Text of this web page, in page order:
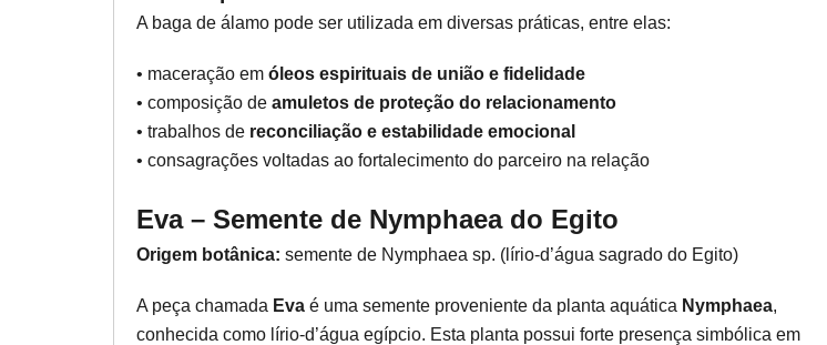
A baga de álamo pode ser utilizada em diversas práticas, entre elas:
• maceração em óleos espirituais de união e fidelidade
• composição de amuletos de proteção do relacionamento
• trabalhos de reconciliação e estabilidade emocional
• consagrações voltadas ao fortalecimento do parceiro na relação
Eva – Semente de Nymphaea do Egito
Origem botânica: semente de Nymphaea sp. (lírio-d’água sagrado do Egito)
A peça chamada Eva é uma semente proveniente da planta aquática Nymphaea,
conhecida como lírio-d’água egípcio. Esta planta possui forte presença simbólica em